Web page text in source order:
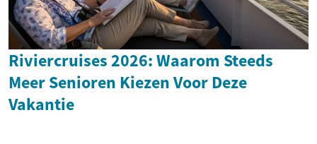
Riviercruises 2026: Waarom Steeds
Meer Senioren Kiezen Voor Deze
Vakantie